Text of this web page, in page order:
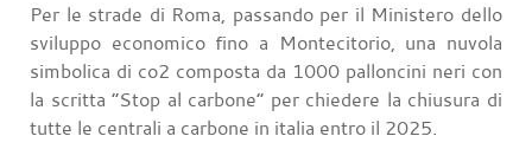
Per le strade di Roma, passando per il Ministero dello
sviluppo economico fino a Montecitorio, una nuvola
simbolica di co2 composta da 1000 palloncini neri con
la scritta “Stop al carbone” per chiedere la chiusura di
tutte le centrali a carbone in italia entro il 2025.